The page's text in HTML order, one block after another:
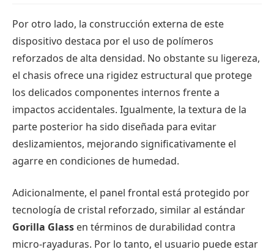
Por otro lado, la construcción externa de este
dispositivo destaca por el uso de polímeros
reforzados de alta densidad. No obstante su ligereza,
el chasis ofrece una rigidez estructural que protege
los delicados componentes internos frente a
impactos accidentales. Igualmente, la textura de la
parte posterior ha sido diseñada para evitar
deslizamientos, mejorando significativamente el
agarre en condiciones de humedad.
Adicionalmente, el panel frontal está protegido por
tecnología de cristal reforzado, similar al estándar
Gorilla Glass en términos de durabilidad contra
micro-rayaduras. Por lo tanto, el usuario puede estar